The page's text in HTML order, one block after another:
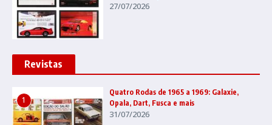
27/07/2026
Revistas
1
Quatro Rodas de 1965 a 1969: Galaxie,
Opala, Dart, Fusca e mais
31/07/2026